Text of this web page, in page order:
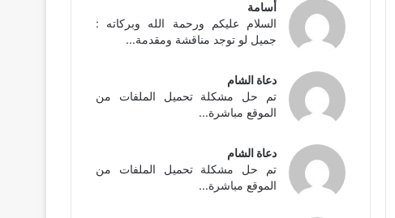
أسامة
السلام عليكم ورحمة الله وبركاته :
جميل لو توجد مناقشة ومقدمة...
دعاة الشام
تم حل مشكلة تحميل الملفات من
الموقع مباشرة...
دعاة الشام
تم حل مشكلة تحميل الملفات من
الموقع مباشرة...